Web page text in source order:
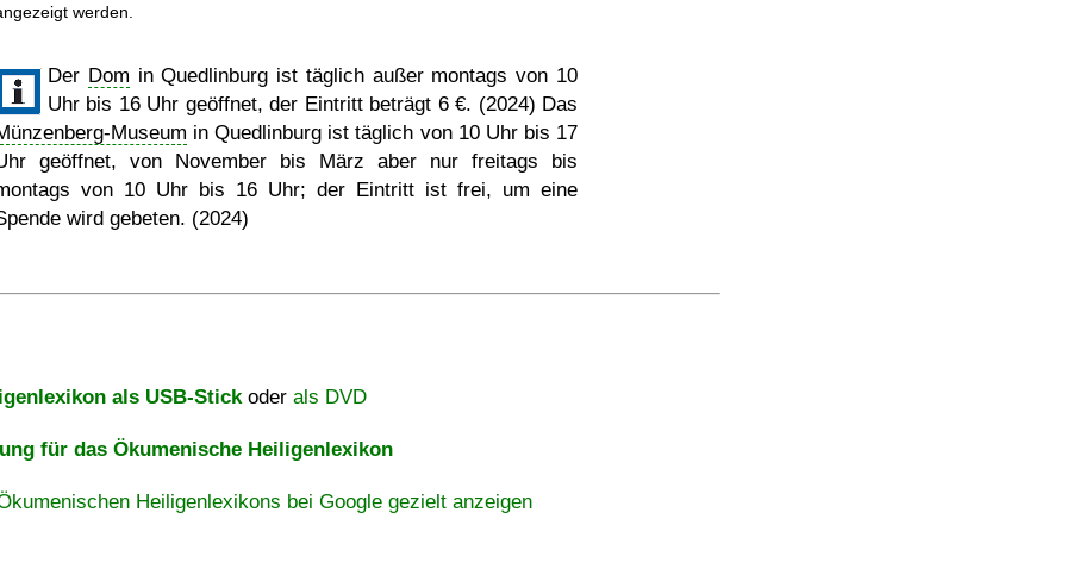
werden.
Der Dom in Quedlinburg ist täglich außer montags von 10
Uhr bis 16 Uhr geöffnet, der Eintritt beträgt 6 €. (2024) Das
Museum in Quedlinburg ist täglich von 10 Uhr bis 17
geöffnet, von November bis März aber nur freitags bis
von 10 Uhr bis 16 Uhr; der Eintritt ist frei, um eine
wird gebeten. (2024)
als USB-Stickoder als DVD
für das Ökumenische Heiligenlexikon
Heiligenlexikons bei Google gezielt anzeigen